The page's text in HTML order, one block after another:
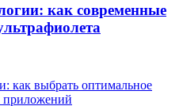
как современные